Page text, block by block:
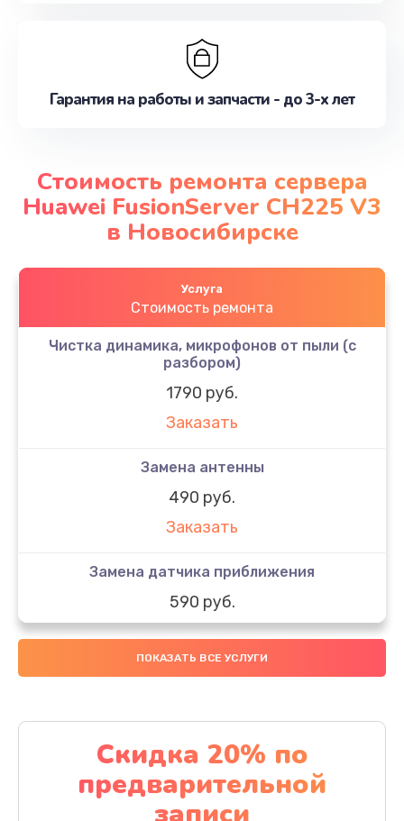
Гарантия на работы и запчасти - до 3-х лет
Стоимость ремонта сервера
Huawei FusionServer CH225 V3
в Новосибирске
Услуга
Стоимость ремонта
Чистка динамика, микрофонов от пыли (с
разбором)
1790 руб.
Заказать
Замена антенны
490 руб.
Заказать
Замена датчика приближения
590 руб.
Заказать
Замена стекла
Обновление ПО
890 руб.
ПОКАЗАТЬ ВСЕ УСЛУГИ
Скидка 20% по
предварительной